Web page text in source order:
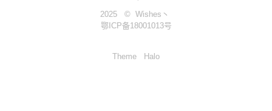
2025 © Wishes丶
鄂ICP备18001013号
Theme Halo